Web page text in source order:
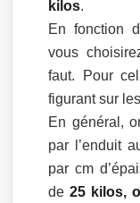
kilos.
En fonction
vous
faut. Pour
figurant sur
En général,
par l’enduit
par cm
de25 kilos,